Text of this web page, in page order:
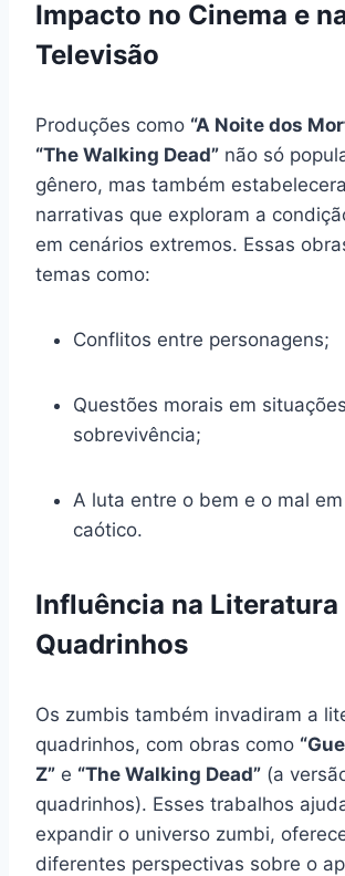
Impacto no Cinema e
Televisão
Produções como “A Noite dos
“The Walking Dead” não só
gênero, mas também
narrativas que exploram a
em cenários extremos. Essas
temas como:
Conflitos entre personagens;
Questões morais em
sobrevivência;
A luta entre o bem e o mal
caótico.
Influência na Literatura
Quadrinhos
Os zumbis também invadiram a
quadrinhos, com obras como
Z” e “The Walking Dead” (a
quadrinhos). Esses trabalhos
expandir o universo zumbi,
diferentes perspectivas sobre o